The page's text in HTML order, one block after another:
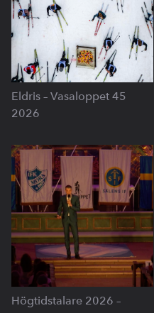
Eldris – Vasaloppet 45
2026
Högtidstalare 2026 –